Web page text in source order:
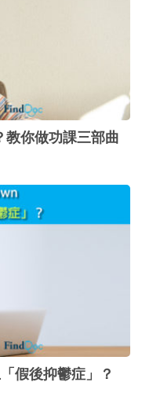
的小事來讓自己提
例如我們會跟同學
天，到外面散步呼
肢。但現時大家習
更不是一段短的時
去調節。 由於我
活動，情緒自然
港普遍居住空間狹
學的家人密集相
中的磨擦便自然地
宣洩，情況容易一
傷身的行為 疫症
，一邊要應付上司
身，另一邊又要照
要為同樣在家工
班工作有過之而
教你做功課三部曲
假後抑鬱症」？